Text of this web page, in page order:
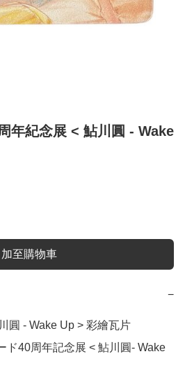
年紀念展 < 鮎川圓 - Wake
加至購物車
−
圓 - Wake Up > 彩繪瓦片
40周年記念展 < 鮎川圓- Wake